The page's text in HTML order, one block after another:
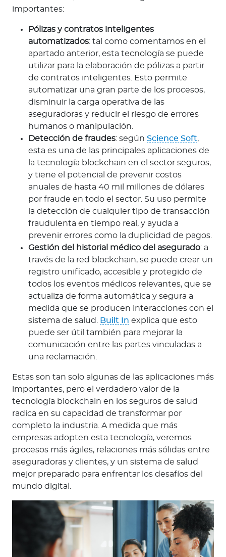
importantes:
Pólizas y contratos inteligentes
automatizados: tal como comentamos en el
apartado anterior, esta tecnología se puede
utilizar para la elaboración de pólizas a partir
de contratos inteligentes. Esto permite
automatizar una gran parte de los procesos,
disminuir la carga operativa de las
aseguradoras y reducir el riesgo de errores
humanos o manipulación.
Detección de fraudes: según Science Soft,
esta es una de las principales aplicaciones de
la tecnología blockchain en el sector seguros,
y tiene el potencial de prevenir costos
anuales de hasta 40 mil millones de dólares
por fraude en todo el sector. Su uso permite
la detección de cualquier tipo de transacción
fraudulenta en tiempo real, y ayuda a
prevenir errores como la duplicidad de pagos.
Gestión del historial médico del asegurado: a
través de la red blockchain, se puede crear un
registro unificado, accesible y protegido de
todos los eventos médicos relevantes, que se
actualiza de forma automática y segura a
medida que se producen interacciones con el
sistema de salud. Built In explica que esto
puede ser útil también para mejorar la
comunicación entre las partes vinculadas a
una reclamación.
Estas son tan solo algunas de las aplicaciones más
importantes, pero el verdadero valor de la
tecnología blockchain en los seguros de salud
radica en su capacidad de transformar por
completo la industria. A medida que más
empresas adopten esta tecnología, veremos
procesos más ágiles, relaciones más sólidas entre
aseguradoras y clientes, y un sistema de salud
mejor preparado para enfrentar los desafíos del
mundo digital.